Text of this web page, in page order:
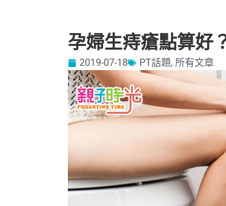
孕婦生痔瘡點算好
2019-07-18 PT話題, 所有文章